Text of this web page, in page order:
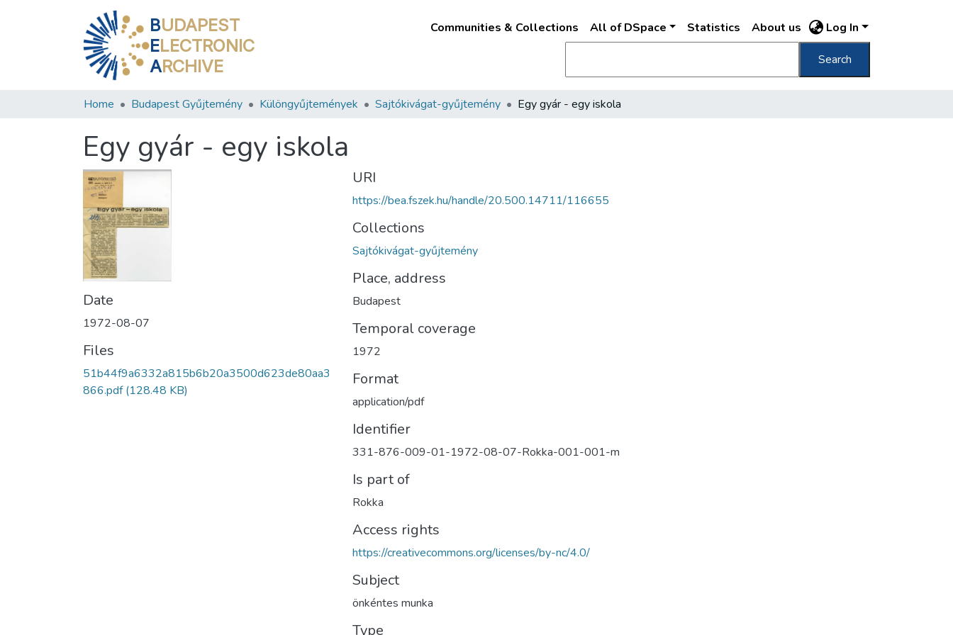
BUDAPEST
ELECTRONIC
ARCHIVE
Communities & Collections All of DSpace Statistics About us Log In
Search
Home Budapest Gyűjtemény Különgyűjtemények Sajtókivágat-gyűjtemény Egy gyár - egy iskola
Egy gyár - egy iskola
Date
1972-08-07
Files
51b44f9a6332a815b6b20a3500d623de80aa3
866.pdf(128.48 KB)
URI
https://bea.fszek.hu/handle/20.500.14711/116655
Collections
Sajtókivágat-gyűjtemény
Place, address
Budapest
Temporal coverage
1972
Format
application/pdf
Identifier
331-876-009-01-1972-08-07-Rokka-001-001-m
Is part of
Rokka
Access rights
https://creativecommons.org/licenses/by-nc/4.0/
Subject
önkéntes munka
Type